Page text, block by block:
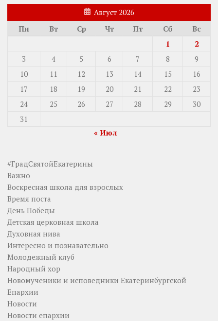
Август 2026
Пн
Вт Ср Чт Пт Сб
Вс
1
2
3
4 5 6 7 8
9
10
11 12 13 14 15
16
17
18 19 20 21 22
23
24
25 26 27 28 29
30
31
« Июл
#ГрадСвятойЕкатерины
Важно
Воскресная школа для взрослых
Время поста
День Победы
Детская церковная школа
Духовная нива
Интересно и познавательно
Молодежный клуб
Народный хор
Новомученики и исповедники Екатеринбургской
Епархии
Новости
Новости епархии